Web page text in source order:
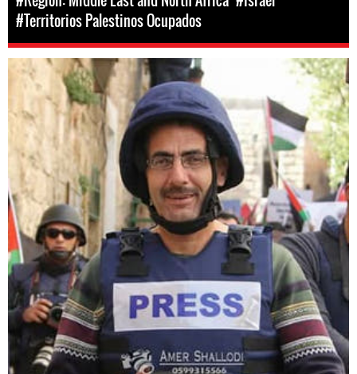
#Territorios Palestinos Ocupados